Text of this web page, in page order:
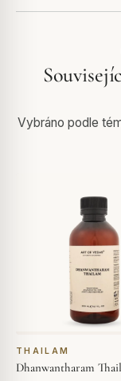
Vybráno podle
THAILAM
Dhanwantharam